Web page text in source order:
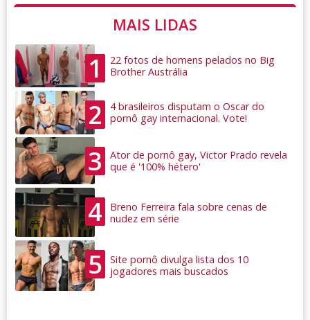
MAIS LIDAS
1
22 fotos de homens pelados no Big
Brother Austrália
2
4 brasileiros disputam o Oscar do
pornô gay internacional. Vote!
3
Ator de pornô gay, Victor Prado revela
que é '100% hétero'
4
Breno Ferreira fala sobre cenas de
nudez em série
5
Site pornô divulga lista dos 10
jogadores mais buscados